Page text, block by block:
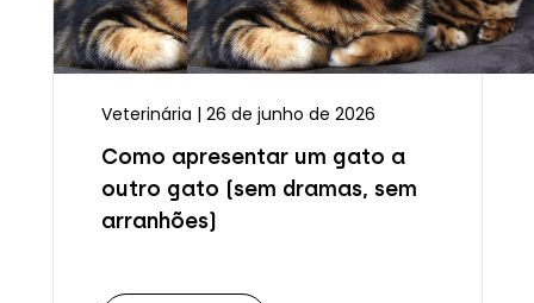
Veterinária | 26 de junho de 2026
Como apresentar um gato a
outro gato (sem dramas, sem
arranhões)